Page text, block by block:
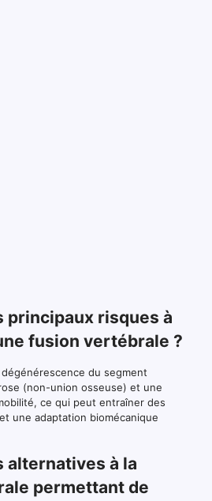
principaux risques à
fusion vertébrale ?
du segment
(non-union osseuse) et une
ce qui peut entraîner des
une adaptation biomécanique
à la
permettant de